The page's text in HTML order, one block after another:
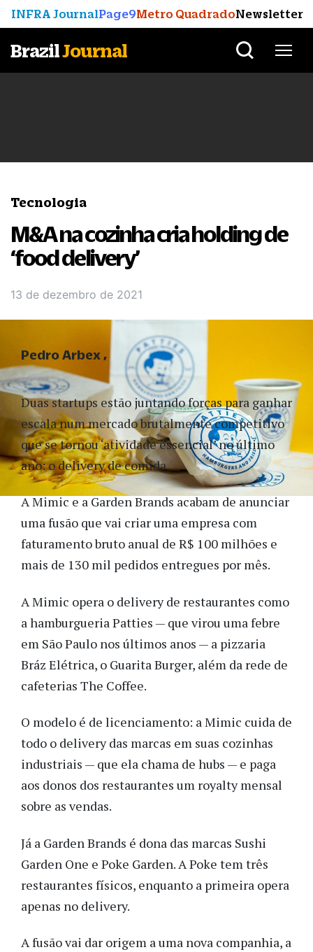
INFRA JournalPage9Metro QuadradoNewsletter
BrazilJournal
Tecnologia
M&A na cozinha cria holding de
‘food delivery’
13 de dezembro de 2021
Duas startups estão juntando forças para ganhar
escala num mercado brutalmente competitivo
que se tornou ‘atividade essencial’ no último
ano: o delivery de comida.
A Mimic e a Garden Brands acabam de anunciar
uma fusão que vai criar uma empresa com
faturamento bruto anual de R$ 100 milhões e
mais de 130 mil pedidos entregues por mês.
A Mimic opera o delivery de restaurantes como
a hamburgueria Patties — que virou uma febre
em São Paulo nos últimos anos — a pizzaria
Bráz Elétrica, o Guarita Burger, além da rede de
cafeterias The Coffee.
O modelo é de licenciamento: a Mimic cuida de
todo o delivery das marcas em suas cozinhas
industriais — que ela chama de hubs — e paga
aos donos dos restaurantes um royalty mensal
sobre as vendas.
Já a Garden Brands é dona das marcas Sushi
Garden One e Poke Garden. A Poke tem três
restaurantes físicos, enquanto a primeira opera
apenas no delivery.
A fusão vai dar origem a uma nova companhia, a
Pedro Arbex